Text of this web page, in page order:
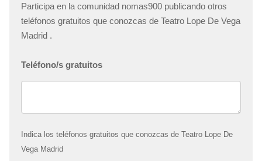
Participa en la comunidad nomas900 publicando otros
teléfonos gratuitos que conozcas de Teatro Lope De Vega
Madrid .
Teléfono/s gratuitos
Indica los teléfonos gratuitos que conozcas de Teatro Lope De
Vega Madrid